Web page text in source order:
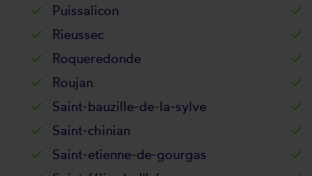
Puissalicon
Rieussec
Roqueredonde
Roujan
Saint-bauzille-de-la-sylve
Saint-chinian
Saint-etienne-de-gourgas